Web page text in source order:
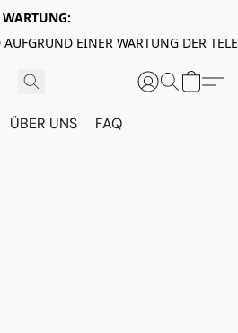
WARTUNG:
EINER WARTUNG DER
ÜBER UNS FAQ